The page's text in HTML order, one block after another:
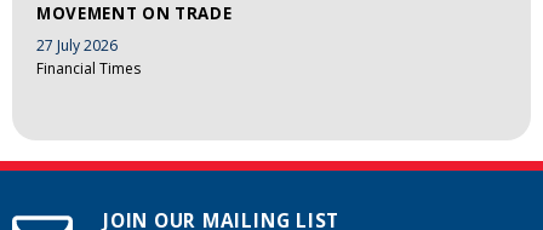
MOVEMENT ON TRADE
27 July 2026
Financial Times
JOIN OUR MAILING LIST